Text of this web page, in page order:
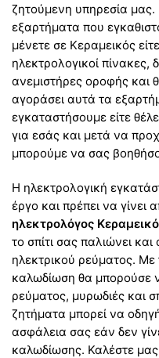
ζητούμενη υπηρεσία
εξαρτήματα που
μένετε σε Κεραμεικός
ηλεκτρολογικοί πίνακες,
ανεμιστήρες οροφής και
αγοράσει αυτά τα
εγκαταστήσουμε είτε
για εσάς και μετά να
μπορούμε να σας
Η ηλεκτρολογική
έργο και πρέπει να γίνει
ηλεκτρολόγος
το σπίτι σας παλιώνει
ηλεκτρικού ρεύματος.
καλωδίωση θα μπορούσε
ρεύματος, μυρωδιές και
ζητήματα μπορεί να
ασφάλεια σας εάν δεν
καλωδίωσης. Καλέστε μας